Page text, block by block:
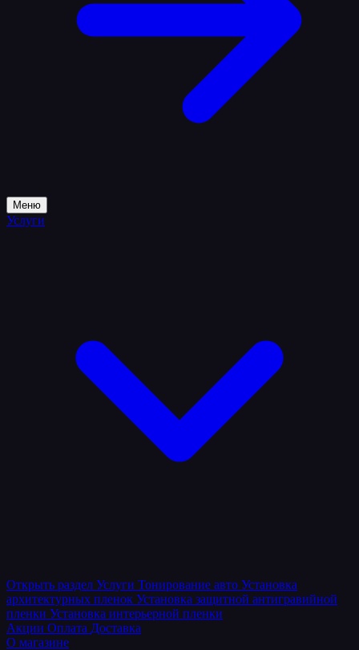
Меню
Услуги
Открыть раздел Услуги Тонирование авто Установка
архитектурных пленок Установка защитной антигравийной
пленки Установка интерьерной пленки
Акции Оплата Доставка
О магазине